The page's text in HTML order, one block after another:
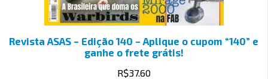
Revista ASAS – Edição 140 – Aplique o cupom “140” e
ganhe o frete grátis!
R$37.60